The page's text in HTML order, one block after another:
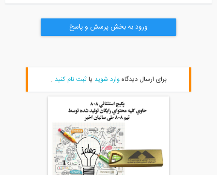
ورود به بخش پرسش و پاسخ
برای ارسال دیدگاهوارد شویدیاثبت نام کنید.